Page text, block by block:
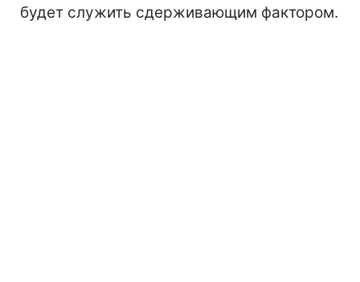
будет служить сдерживающим фактором.